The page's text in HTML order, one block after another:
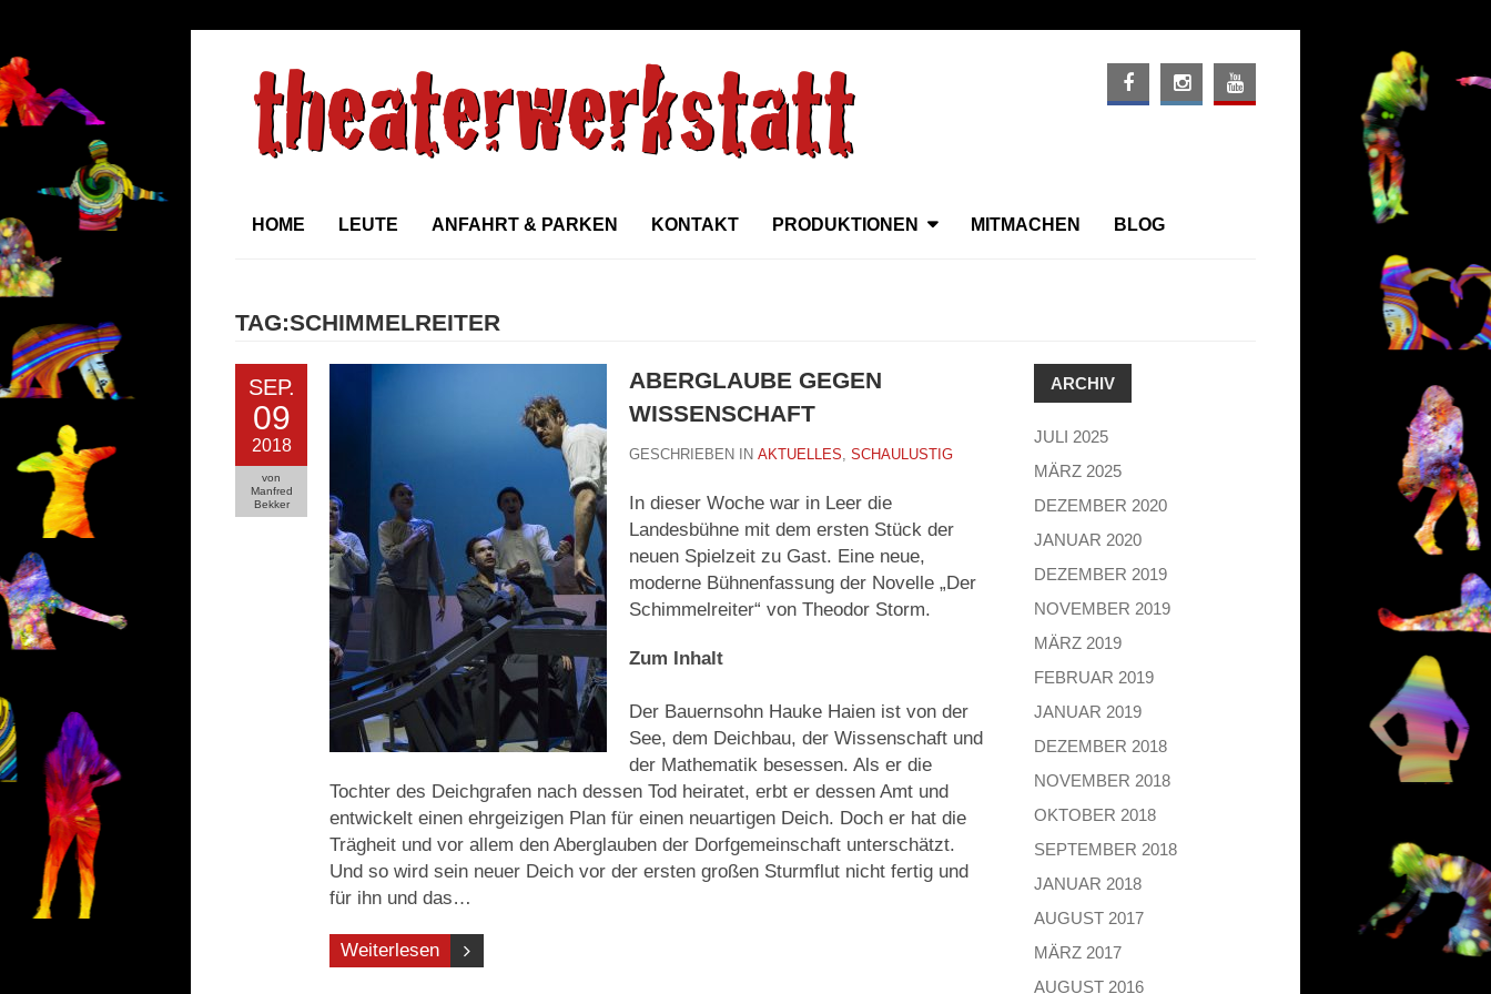
HOME LEUTE ANFAHRT & PARKEN KONTAKT PRODUKTIONEN MITMACHEN BLOG
TAG:SCHIMMELREITER
SEP.
09
2018
von
Manfred
Bekker
ABERGLAUBE GEGEN
WISSENSCHAFT
GESCHRIEBEN IN AKTUELLES, SCHAULUSTIG
In dieser Woche war in Leer die
Landesbühne mit dem ersten Stück der
neuen Spielzeit zu Gast. Eine neue,
moderne Bühnenfassung der Novelle „Der
Schimmelreiter“ von Theodor Storm.
Zum Inhalt
Der Bauernsohn Hauke Haien ist von der
See, dem Deichbau, der Wissenschaft und
der Mathematik besessen. Als er die
Tochter des Deichgrafen nach dessen Tod heiratet, erbt er dessen Amt und
entwickelt einen ehrgeizigen Plan für einen neuartigen Deich. Doch er hat die
Trägheit und vor allem den Aberglauben der Dorfgemeinschaft unterschätzt.
Und so wird sein neuer Deich vor der ersten großen Sturmflut nicht fertig und
für ihn und das…
Weiterlesen
ARCHIV
JULI 2025
MÄRZ 2025
DEZEMBER 2020
JANUAR 2020
DEZEMBER 2019
NOVEMBER 2019
MÄRZ 2019
FEBRUAR 2019
JANUAR 2019
DEZEMBER 2018
NOVEMBER 2018
OKTOBER 2018
SEPTEMBER 2018
JANUAR 2018
AUGUST 2017
MÄRZ 2017
AUGUST 2016